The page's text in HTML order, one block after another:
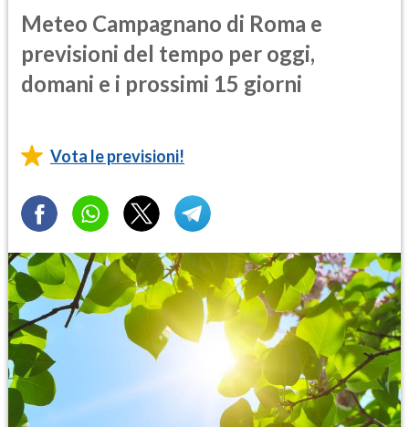
Meteo Campagnano di Roma e
previsioni del tempo per oggi,
domani e i prossimi 15 giorni
Vota le previsioni!